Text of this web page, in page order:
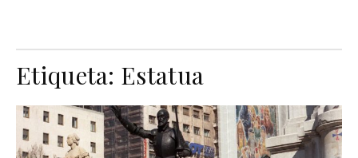
Etiqueta: Estatua